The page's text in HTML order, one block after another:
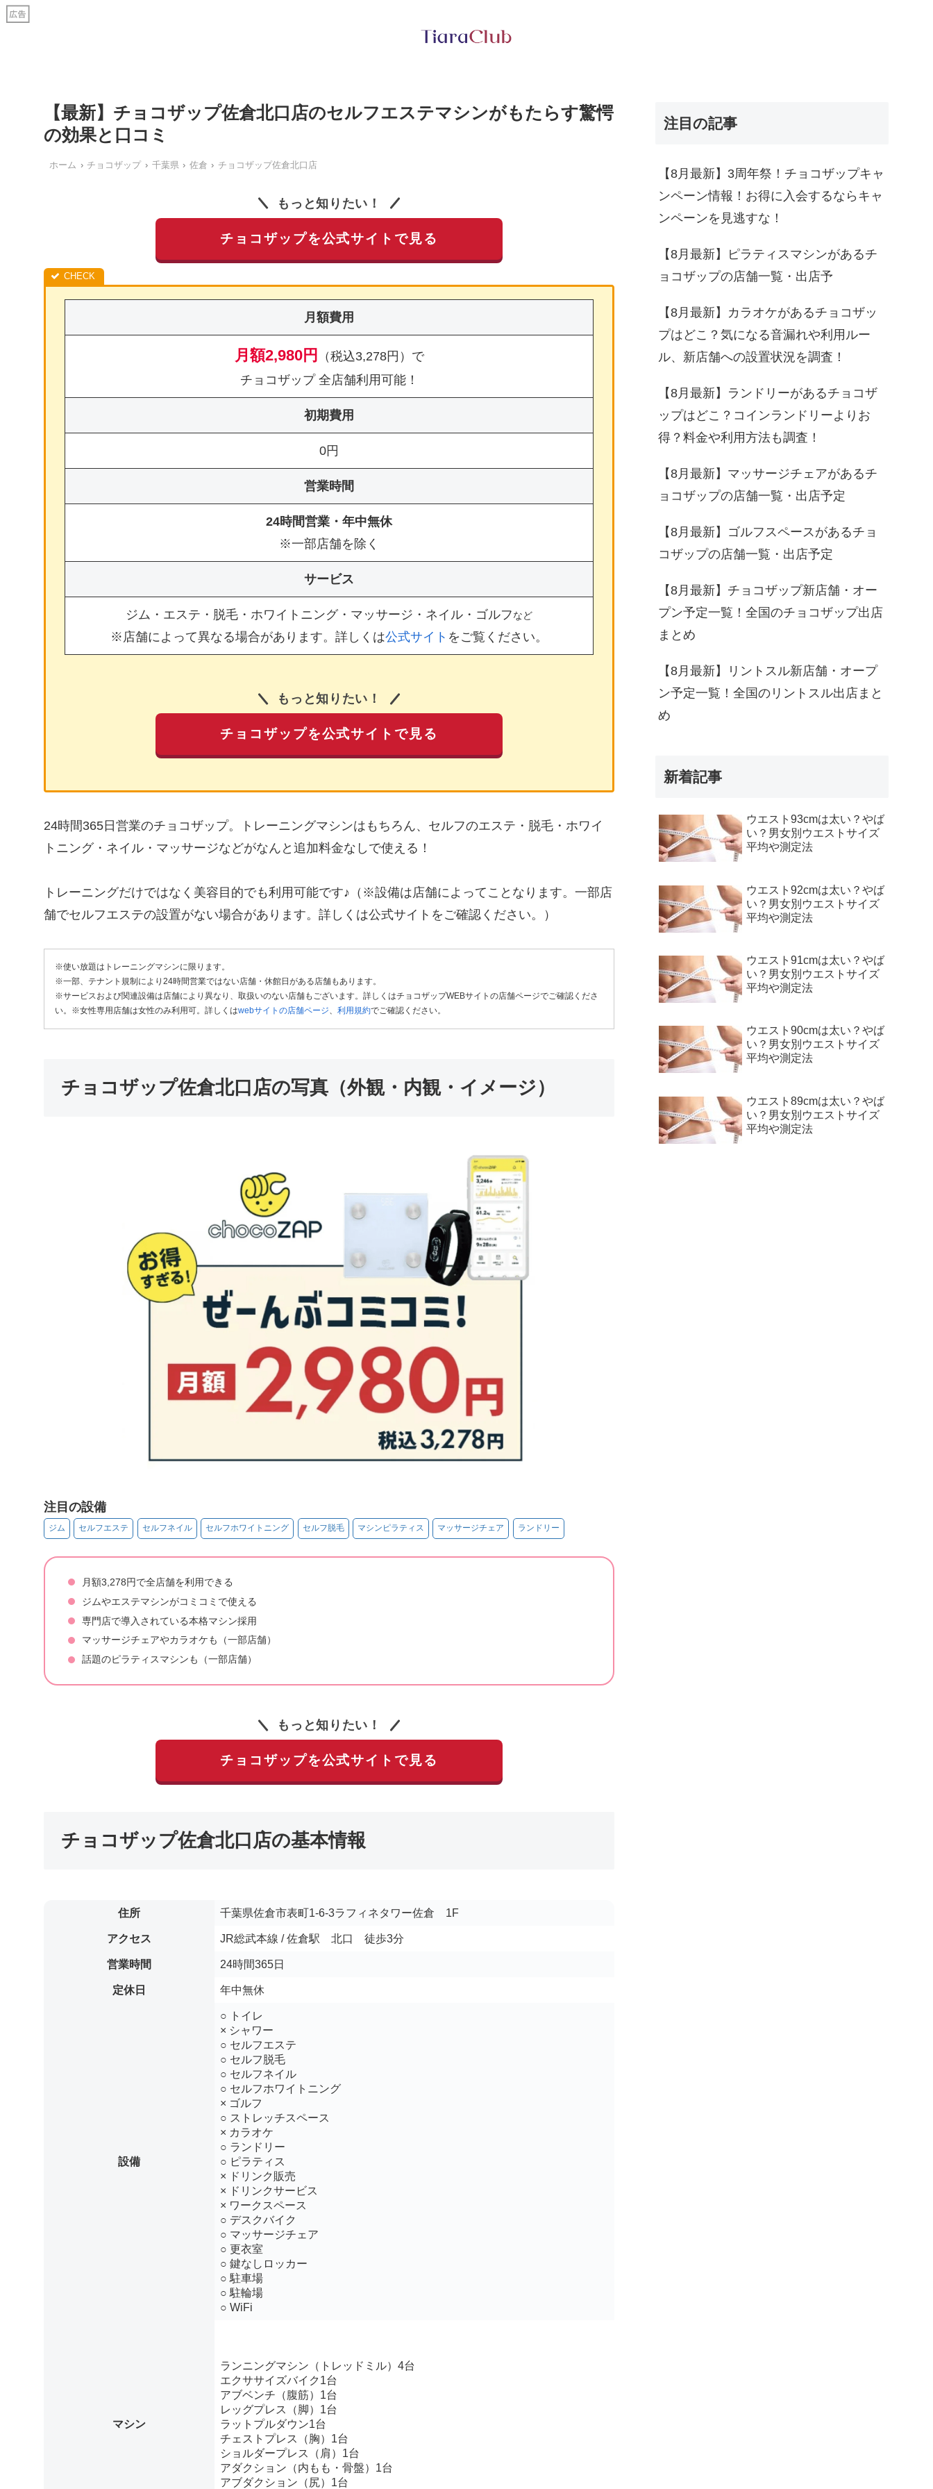
【最新】チョコザップ佐倉北口店のセルフエステマシンがもたらす驚愕
の効果と口コミ
ホーム チョコザップ 千葉県 佐倉 チョコザップ佐倉北口店
もっと知りたい！
チョコザップを公式サイトで見る
月額費用
月額2,980円
（税込3,278円）で
チョコザップ 全店舗利用可能！
初期費用
0円
営業時間
24時間営業・年中無休
※一部店舗を除く
サービス
ジム・エステ・脱毛・ホワイトニング・マッサージ・ネイル・ゴルフなど
※店舗によって異なる場合があります。詳しくは公式サイト をご覧ください。
もっと知りたい！
チョコザップを公式サイトで見る
24時間365日営業のチョコザップ。トレーニングマシンはもちろん、セルフのエステ・脱毛・ホワイ
トニング・ネイル・マッサージなどがなんと追加料金なしで使える！
トレーニングだけではなく美容目的でも利用可能です♪（※設備は店舗によってことなります。一部店
舗でセルフエステの設置がない場合があります。詳しくは公式サイトをご確認ください。）
※使い放題はトレーニングマシンに限ります。
※一部、テナント規制により24時間営業ではない店舗・休館日がある店舗もあります。
※サービスおよび関連設備は店舗により異なり、取扱いのない店舗もございます。詳しくはチョコザップWEBサイトの店舗ページでご確認くださ
い。※女性専用店舗は女性のみ利用可。詳しくはwebサイトの店舗ページ 利用規約でご確認ください。
チョコザップ佐倉北口店の写真（外観・内観・イメージ）
注目の設備
ジム セルフエステ セルフネイル セルフホワイトニング セルフ脱毛 マシンピラティス マッサージチェア ランドリー
月額3,278円で全店舗を利用できる
ジムやエステマシンがコミコミで使える
専門店で導入されている本格マシン採用
マッサージチェアやカラオケも（一部店舗）
話題のピラティスマシンも（一部店舗）
もっと知りたい！
チョコザップを公式サイトで見る
チョコザップ佐倉北口店の基本情報
住所 千葉県佐倉市表町1-6-3ラフィネタワー佐倉 1F
アクセス JR総武本線 / 佐倉駅 北口 徒歩3分
営業時間 24時間365日
定休日 年中無休
設備
○ トイレ
× シャワー
○ セルフエステ
○ セルフ脱毛
○ セルフネイル
○ セルフホワイトニング
× ゴルフ
○ ストレッチスペース
× カラオケ
○ ランドリー
○ ピラティス
× ドリンク販売
× ドリンクサービス
× ワークスペース
○ デスクバイク
○ マッサージチェア
○ 更衣室
○ 鍵なしロッカー
○ 駐車場
○ 駐輪場
○ WiFi
マシン
ランニングマシン（トレッドミル）4台
エクササイズバイク1台
アブベンチ（腹筋）1台
レッグプレス（脚）1台
ラットプルダウン1台
チェストプレス（胸）1台
ショルダープレス（肩）1台
アダクション（内もも・骨盤）1台
アブダクション（尻）1台
注目の記事
【8月最新】3周年祭！チョコザップキャ
ンペーン情報！お得に入会するならキャ
ンペーンを見逃すな！
【8月最新】ピラティスマシンがあるチ
ョコザップの店舗一覧・出店予
【8月最新】カラオケがあるチョコザッ
プはどこ？気になる音漏れや利用ルー
ル、新店舗への設置状況を調査！
【8月最新】ランドリーがあるチョコザ
ップはどこ？コインランドリーよりお
得？料金や利用方法も調査！
【8月最新】マッサージチェアがあるチ
ョコザップの店舗一覧・出店予定
【8月最新】ゴルフスペースがあるチョ
コザップの店舗一覧・出店予定
【8月最新】チョコザップ新店舗・オー
プン予定一覧！全国のチョコザップ出店
まとめ
【8月最新】リントスル新店舗・オープ
ン予定一覧！全国のリントスル出店まと
め
新着記事
ウエスト93cmは太い？やば
い？男女別ウエストサイズ
平均や測定法
ウエスト92cmは太い？やば
い？男女別ウエストサイズ
平均や測定法
ウエスト91cmは太い？やば
い？男女別ウエストサイズ
平均や測定法
ウエスト90cmは太い？やば
い？男女別ウエストサイズ
平均や測定法
ウエスト89cmは太い？やば
い？男女別ウエストサイズ
平均や測定法